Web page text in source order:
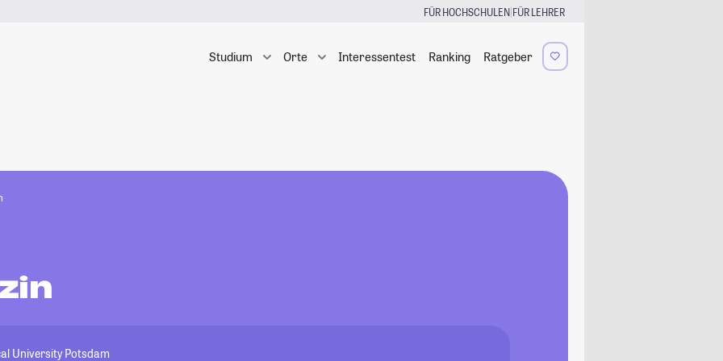
FÜR HOCHSCHULEN|FÜR LEHRER
Studium Orte Interessentest Ranking Ratgeber
University Potsdam